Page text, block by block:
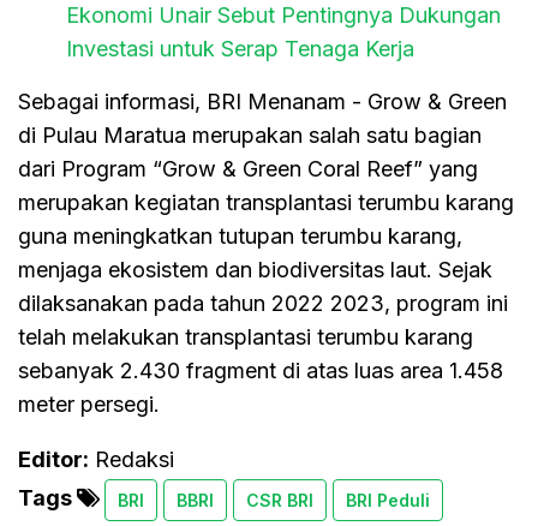
Ekonomi Unair Sebut Pentingnya Dukungan
Investasi untuk Serap Tenaga Kerja
Sebagai informasi, BRI Menanam - Grow & Green
di Pulau Maratua merupakan salah satu bagian
dari Program “Grow & Green Coral Reef” yang
merupakan kegiatan transplantasi terumbu karang
guna meningkatkan tutupan terumbu karang,
menjaga ekosistem dan biodiversitas laut. Sejak
dilaksanakan pada tahun 2022 2023, program ini
telah melakukan transplantasi terumbu karang
sebanyak 2.430 fragment di atas luas area 1.458
meter persegi.
Editor: Redaksi
Tags
BRI BBRI CSR BRI BRI Peduli